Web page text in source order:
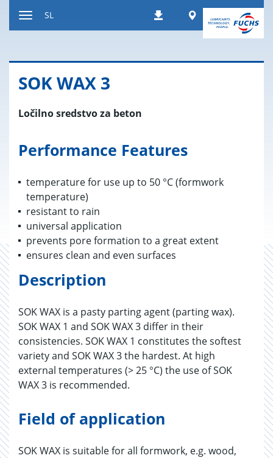
Prenosi Worldwide
SL
SOK WAX 3
Ločilno sredstvo za beton
Performance Features
temperature for use up to 50 °C (formwork
temperature)
resistant to rain
universal application
prevents pore formation to a great extent
ensures clean and even surfaces
Description
SOK WAX is a pasty parting agent (parting wax).
SOK WAX 1 and SOK WAX 3 differ in their
consistencies. SOK WAX 1 constitutes the softest
variety and SOK WAX 3 the hardest. At high
external temperatures (> 25 °C) the use of SOK
WAX 3 is recommended.
Field of application
SOK WAX is suitable for all formwork, e.g. wood,